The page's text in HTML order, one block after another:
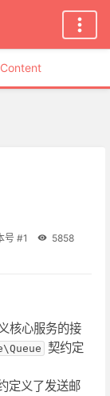
Content
号 #1
5858
核心服务的接
契约定
定义了发送邮